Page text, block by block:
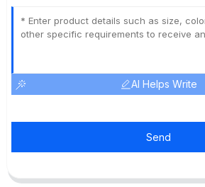
AI Helps Write
Send